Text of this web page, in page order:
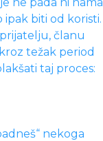
ipak biti od koristi.
članu
težak period
taj proces:
nekoga